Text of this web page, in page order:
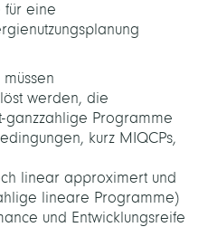
für eine
werden, die
ganzzahlige Programme
kurz MIQCPs,
linear approximert und
lineare Programme)
und Entwicklungsreife